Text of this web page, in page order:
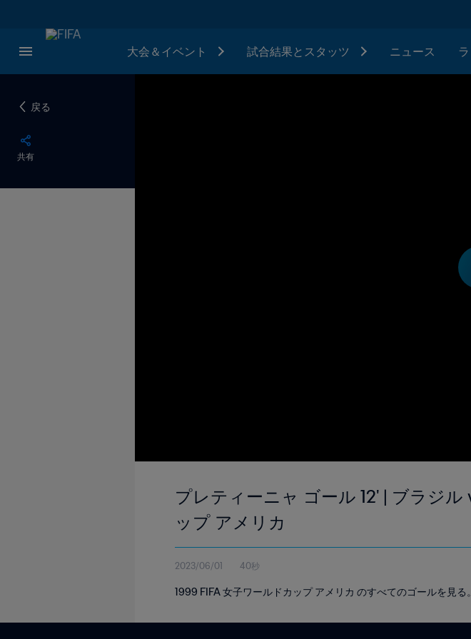
大会＆イベント 試合結果とスタッツ ニュース
戻る
共有
プレティーニャ ゴール 12' | ブラジ
ップ アメリカ
2023/06/01 40秒
1999 FIFA 女子ワールドカップ アメリカ のすべてのゴールを見る。